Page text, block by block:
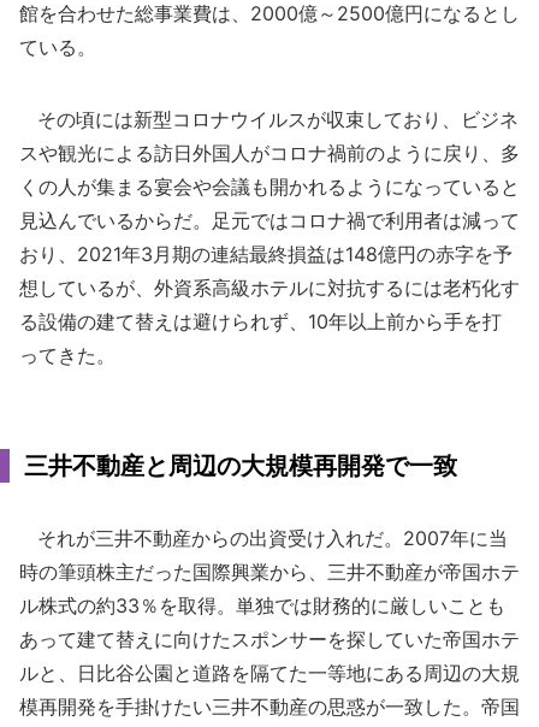
館を合わせた総事業費は、2000億～2500億円になるとし
ている。
その頃には新型コロナウイルスが収束しており、ビジネ
スや観光による訪日外国人がコロナ禍前のように戻り、多
くの人が集まる宴会や会議も開かれるようになっていると
見込んでいるからだ。足元ではコロナ禍で利用者は減って
おり、2021年3月期の連結最終損益は148億円の赤字を予
想しているが、外資系高級ホテルに対抗するには老朽化す
る設備の建て替えは避けられず、10年以上前から手を打
ってきた。
三井不動産と周辺の大規模再開発で一致
それが三井不動産からの出資受け入れだ。2007年に当
時の筆頭株主だった国際興業から、三井不動産が帝国ホテ
ル株式の約33％を取得。単独では財務的に厳しいことも
あって建て替えに向けたスポンサーを探していた帝国ホテ
ルと、日比谷公園と道路を隔てた一等地にある周辺の大規
模再開発を手掛けたい三井不動産の思惑が一致した。帝国